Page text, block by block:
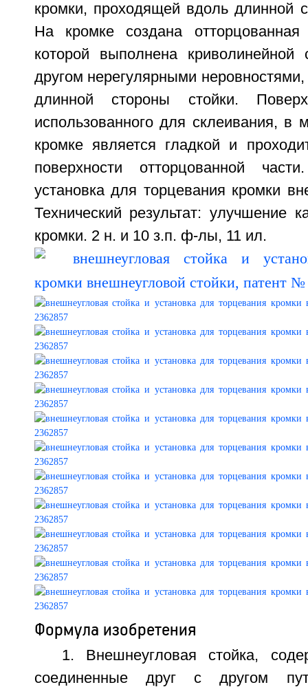
кромки, проходящей вдоль длинной
На кромке создана отторцованная
которой выполнена
другом нерегулярными
длинной стороны стойки.
использованного для склеивания, в
кромке является гладкой и
поверхности отторцованной
установка для торцевания кромки
Технический результат: улучшение
кромки. 2 н. и 10 з.п. ф-лы, 11 ил.
Формула изобретения
1. Внешнеугловая стойка,
соединенные друг с другом